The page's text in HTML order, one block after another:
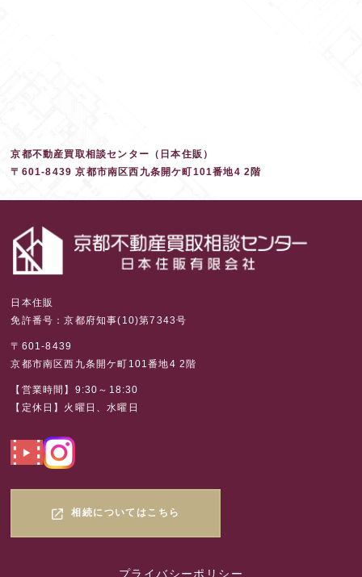
京都不動産買取相談センター（日本住販）
〒601-8439 京都市南区西九条開ケ町101番地4 2階
日本住販
免許番号：京都府知事(10)第7343号
〒601-8439
京都市南区西九条開ケ町101番地4 2階
【営業時間】9:30～18:30
【定休日】火曜日、水曜日
相続についてはこちら
プライバシーポリシー